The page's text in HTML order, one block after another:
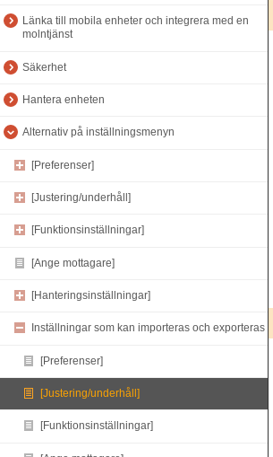
Länka till mobila enheter och integrera med en
molntjänst
Säkerhet
Hantera enheten
Alternativ på inställningsmenyn
[Preferenser]
[Justering/underhåll]
[Funktionsinställningar]
[Ange mottagare]
[Hanteringsinställningar]
Inställningar som kan importeras och exporteras
[Preferenser]
[Justering/underhåll]
[Funktionsinställningar]